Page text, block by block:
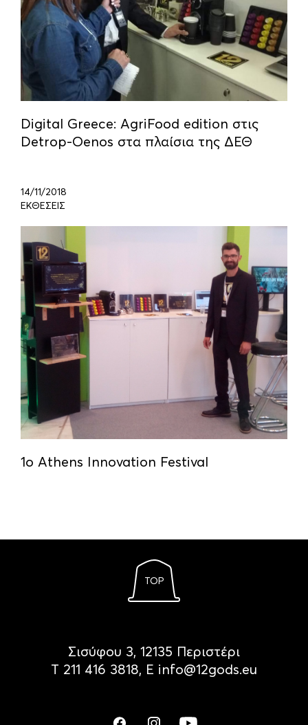
Digital Greece: AgriFood edition στις
Detrop-Oenos στα πλαίσια της ΔΕΘ
14/11/2018
ΕΚΘΕΣΕΙΣ
1ο Athens Innovation Festival
TOP
Σισύφου 3, 12135 Περιστέρι
Τ 211 416 3818, Ε info@12gods.eu